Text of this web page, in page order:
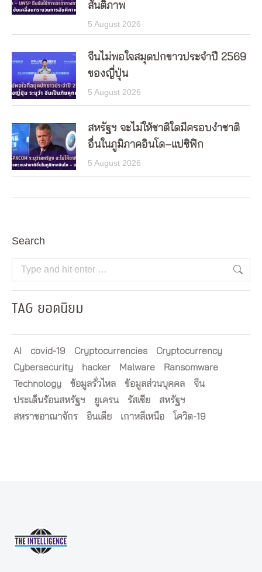
สันติภาพ
5 August 2026
จีนไม่พอใจสมุดปกขาวประจำปี 2569
ของญี่ปุ่น
5 August 2026
สหรัฐฯ จะไม่ให้ชาติใดมีครอบงำชาติ
อื่นในภูมิภาคอินโด–แปซิฟิก
5 August 2026
Search
Search:
TAG ยอดนิยม
AI covid-19 Cryptocurrencies
Cryptocurrency
Cybersecurity
hacker Malware
Ransomware
Technology
ข้อมูลรั่วไหล ข้อมูลส่วนบุคคล
จีน
ประเด็นร้อนสหรัฐฯ
ยูเครน รัสเซีย
สหรัฐฯ
สหราชอาณาจักร
อินเดีย เกาหลีเหนือ โควิด-19